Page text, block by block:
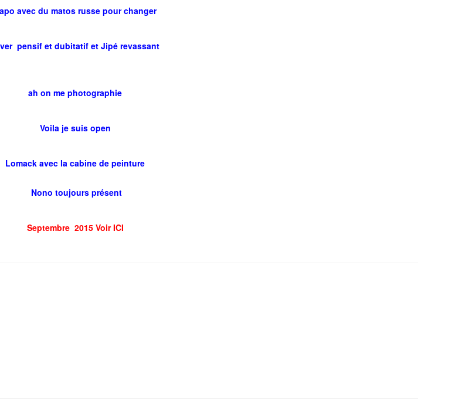
avec du matos russe pour changer
pensif et dubitatif et Jipé revassant
ah on me photographie
Voila je suis open
Lomack avec la cabine de peinture
Nono toujours présent
Septembre 2015 Voir ICI